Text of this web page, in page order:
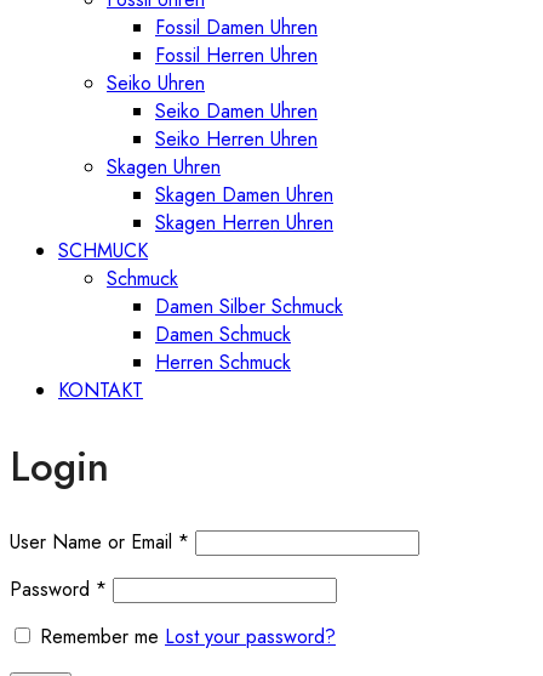
Fossil Damen Uhren
Fossil Herren Uhren
Seiko Uhren
Seiko Damen Uhren
Seiko Herren Uhren
Skagen Uhren
Skagen Damen Uhren
Skagen Herren Uhren
SCHMUCK
Schmuck
Damen Silber Schmuck
Damen Schmuck
Herren Schmuck
KONTAKT
Login
User Name or Email *
Password *
Remember me Lost your password?